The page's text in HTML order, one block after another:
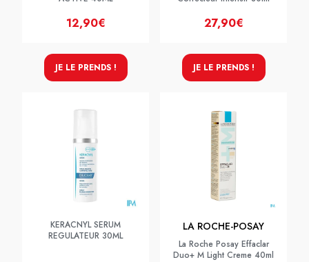
12,90€
JE LE PRENDS !
27,90€
JE LE PRENDS !
KERACNYL SERUM
REGULATEUR 30ML
LA ROCHE-POSAY
La Roche Posay Effaclar
Duo+ M Light Creme 40ml